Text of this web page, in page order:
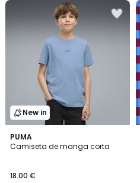
New in
PUMA
Camiseta de manga corta
18.00 €
4
Colores